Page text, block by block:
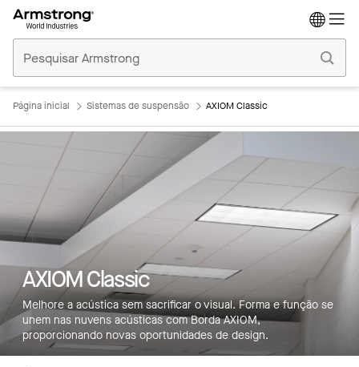
Comerciais
Início
Página inicial Sistemas de suspensão AXIOM Classic
AXIOM Classic
Melhore a acústica sem sacrificar o visual. Forma e função se
unem nas nuvens acústicas com Borda AXIOM,
proporcionando novas oportunidades de design.
Principais atributos
Cores
Produtos
Integrações
Inspiração